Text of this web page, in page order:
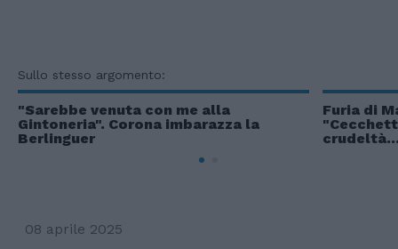
Sullo stesso argomento:
"Sarebbe venuta con me alla
Gintoneria". Corona imbarazza la
Berlinguer
Furia di
08 aprile 2025